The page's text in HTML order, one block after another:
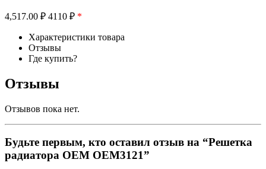
4,517.00 ₽ 4110 ₽ *
Характеристики товара
Отзывы
Где купить?
Отзывы
Отзывов пока нет.
Будьте первым, кто оставил отзыв на “Решетка
радиатора OEM OEM3121”